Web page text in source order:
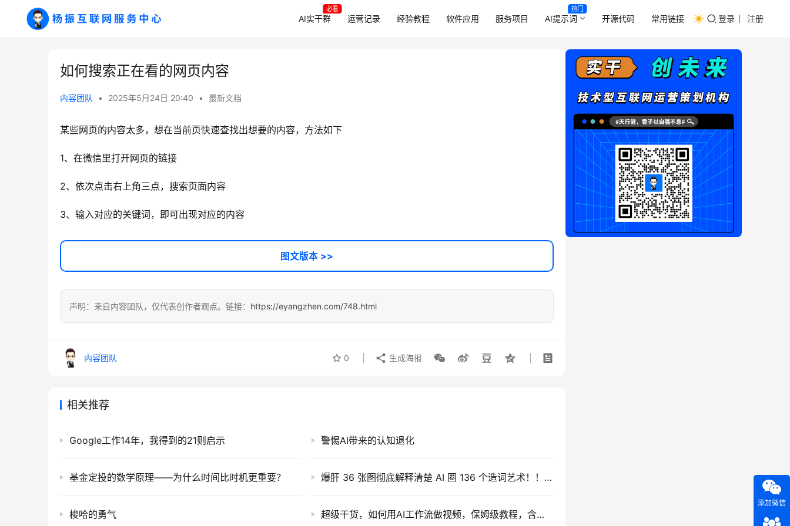
AI实干群
必看
运营记录 经验教程 软件应用 服务项目 AI提示词
热门
开源代码 常用链接 登录 注册
如何搜索正在看的网页内容
内容团队 • 2025年5月24日 20:40 • 最新文档
某些网页的内容太多，想在当前页快速查找出想要的内容，方法如下
1、在微信里打开网页的链接
2、依次点击右上角三点，搜索页面内容
3、输入对应的关键词，即可出现对应的内容
图文版本 >>
声明：来自内容团队，仅代表创作者观点。链接： https://eyangzhen.com/748.html
内容团队 0 生成海报
相关推荐
Google工作14年，我得到的21则启示 警惕AI带来的认知退化
基金定投的数学原理——为什么时间比时机更重要？ 爆肝 36 张图彻底解释清楚 AI 圈 136 个造词艺术！！！
梭哈的勇气 超级干货，如何用AI工作流做视频，保姆级教程，含大模型提示词
添加微信